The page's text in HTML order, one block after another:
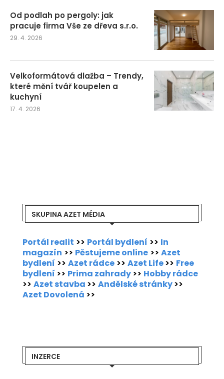
Od podlah po pergoly: jak
pracuje firma Vše ze dřeva s.r.o.
29. 4. 2026
Velkoformátová dlažba – Trendy,
které mění tvář koupelen a
kuchyní
17. 4. 2026
SKUPINA AZET MÉDIA
Portál realit >> Portál bydlení >> In
magazín >> Pěstujeme online >> Azet
bydlení >> Azet rádce >> Azet Life>> Free
bydlení >> Prima zahrady>> Hobby rádce
>> Azet stavba >> Andělské stránky>>
Azet Dovolená >>
INZERCE